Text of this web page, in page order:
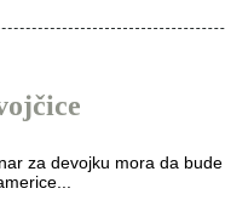
za devojku mora da